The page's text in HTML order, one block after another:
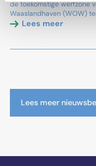
de toekomstige werfzone
Waaslandhaven (WOW)
Lees meer
Lees meer